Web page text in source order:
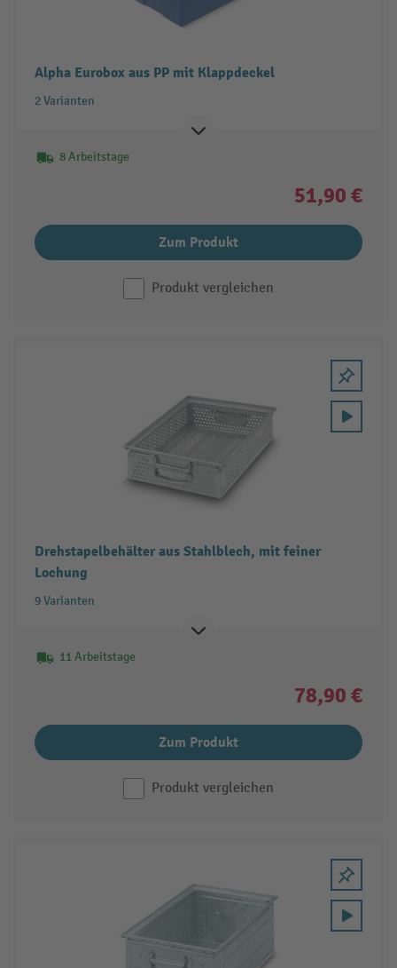
Alpha Eurobox aus PP mit Klappdeckel
2 Varianten
8 Arbeitstage
51,90 €
Zum Produkt
Produkt vergleichen
Drehstapelbehälter aus Stahlblech, mit feiner
Lochung
9 Varianten
11 Arbeitstage
78,90 €
Zum Produkt
Produkt vergleichen